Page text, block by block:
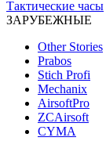
Тактические часы
ЗАРУБЕЖНЫЕ
Other Stories
Prabos
Stich Profi
Mechanix
AirsoftPro
ZCAirsoft
CYMA